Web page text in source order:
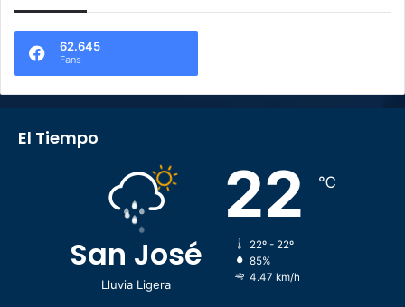
62.645
Fans
El Tiempo
San José
Lluvia Ligera
22 ℃
22º - 22º
85%
4.47 km/h